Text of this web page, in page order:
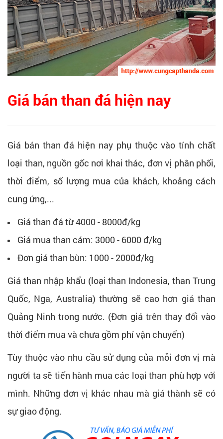
Giá bán than đá hiện nay
Giá bán than đá hiện nay phụ thuộc vào tính chất
loại than, nguồn gốc nơi khai thác, đơn vị phân phối,
thời điểm, số lượng mua của khách, khoảng cách
cung ứng,...
Giá than đá từ 4000 - 8000đ/kg
Giá mua than cám: 3000 - 6000 đ/kg
Đơn giá than bùn: 1000 - 2000đ/kg
Giá than nhập khẩu (loại than Indonesia, than Trung
Quốc, Nga, Australia) thường sẽ cao hơn giá than
Quảng Ninh trong nước. (Đơn giá trên thay đổi vào
thời điểm mua và chưa gồm phí vận chuyển)
Tùy thuộc vào nhu cầu sử dụng của mỗi đơn vị mà
người ta sẽ tiến hành mua các loại than phù hợp với
mình. Những đơn vị khác nhau mà giá thành sẽ có
sự giao động.